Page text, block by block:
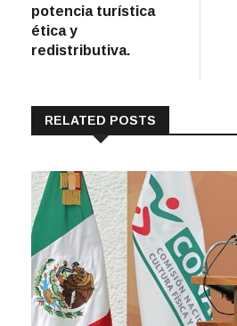
potencia turística
ética y
redistributiva.
RELATED POSTS